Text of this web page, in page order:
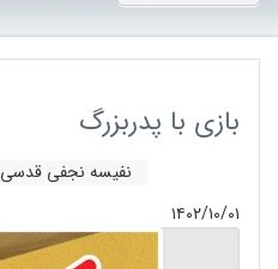
بازی با پدربزرگ
نفیسه نجفی قدسی
۱۴۰۲/۱۰/۰۱